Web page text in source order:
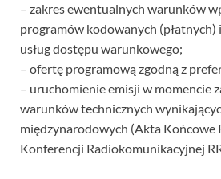
– zakres ewentualnych warunków
programów kodowanych (płatnych)
usług dostępu warunkowego;
– ofertę programową zgodną z
– uruchomienie emisji w momencie
warunków technicznych
międzynarodowych (Akta Końcowe
Konferencji Radiokomunikacyjnej